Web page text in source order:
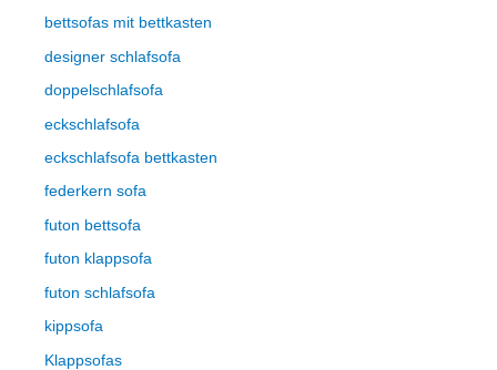
bettsofas mit bettkasten
designer schlafsofa
doppelschlafsofa
eckschlafsofa
eckschlafsofa bettkasten
federkern sofa
futon bettsofa
futon klappsofa
futon schlafsofa
kippsofa
Klappsofas